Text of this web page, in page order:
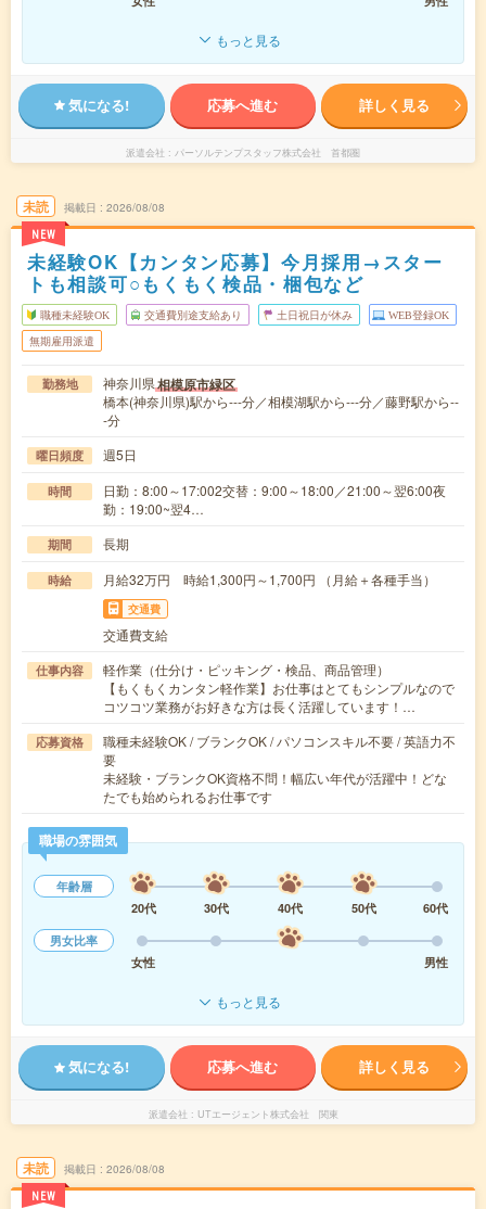
もっと見る
気になる! 応募へ進む 詳しく見る
派遣会社 パーソルテンプスタッフ株式会社 首都圏
未読
NEW
掲載日 2026/08/08
未経験OK【カンタン応募】今月採用→スター
トも相談可○もくもく検品・梱包など
職種未経験OK 交通費別途支給あり 土日祝日が休み WEB登録OK
無期雇用派遣
勤務地 神奈川県相模原市緑区
橋本(神奈川県)駅から---分／相模湖駅から---分／藤野駅から--
-分
曜日頻度 週5日
時間
日勤：8:00～17:002交替：9:00～18:00／21:00～翌6:00夜
勤：19:00~翌4…
期間 長期
時給 月給32万円 時給1,300円～1,700円 （月給＋各種手当）
交通費
交通費支給
仕事内容
軽作業（仕分け・ピッキング・検品、商品管理）
【もくもくカンタン軽作業】お仕事はとてもシンプルなので
コツコツ業務がお好きな方は長く活躍しています！…
応募資格
職種未経験OK / ブランクOK / パソコンスキル不要 / 英語力不
要
未経験・ブランクOK資格不問！幅広い年代が活躍中！どな
たでも始められるお仕事です
職場の雰囲気
年齢層
20代
30代 40代 50代
60代
男女比率
女性
男性
もっと見る
気になる! 応募へ進む 詳しく見る
派遣会社 UTエージェント株式会社 関東
未読
NEW
掲載日 2026/08/08